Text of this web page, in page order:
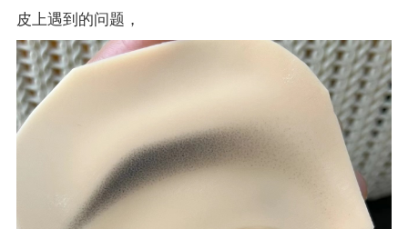
皮上遇到的问题，